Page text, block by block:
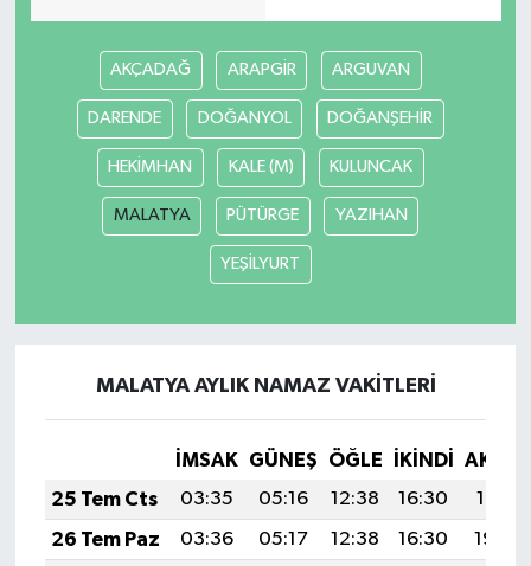
AKÇADAĞ ARAPGİR ARGUVAN
DARENDE DOĞANYOL DOĞANŞEHİR
HEKİMHAN KALE (M) KULUNCAK
MALATYA PÜTÜRGE YAZIHAN
YEŞİLYURT
MALATYA AYLIK NAMAZ VAKITLERI
İMSAK GÜNEŞ ÖĞLE İKINDI
25 Tem Cts
03:35 05:16 12:38 16:30
19:51
26 Tem Paz
03:36 05:17 12:38 16:30
19:50
Siyaset
Spor
Tarım ve Ekonomi
Teknoloji
Yaşam